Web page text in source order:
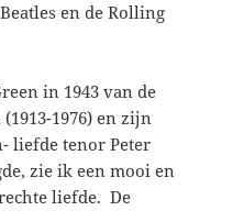
en de Rolling
in 1943 van de
1976) en zijn
liefde tenor Peter
zie ik een mooi en
liefde. De